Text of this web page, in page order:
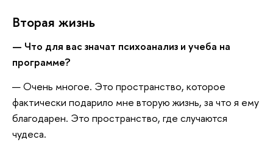
Вторая жизнь
— Что для вас значат психоанализ и учеба на
программе?
— Очень многое. Это пространство, которое
фактически подарило мне вторую жизнь, за что я ему
благодарен. Это пространство, где случаются
чудеса.